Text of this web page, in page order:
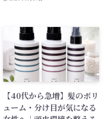
【40代から急増】髪のボリ
ューム・分け目が気になる